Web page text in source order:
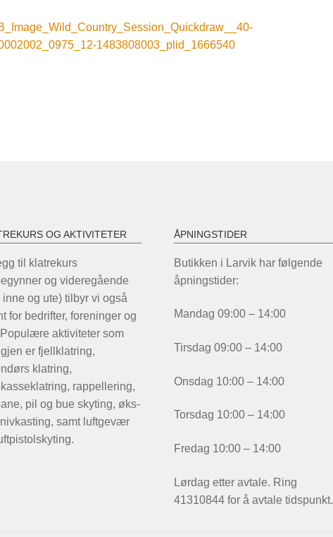
1483808003_plid_1666540
OG AKTIVITETER
til klatrekurs
og videregående
inne og ute) tilbyr vi også
for bedrifter, foreninger og
Populære aktiviteter som
er fjellklatring,
klatring,
rappellering,
pil og bue skyting, øks-
samt luftgevær
ÅPNINGSTIDER
Butikken i Larvik har følgende
åpningstider:
Mandag 09:00 – 14:00
Tirsdag 09:00 – 14:00
Onsdag 10:00 – 14:00
Torsdag 10:00 – 14:00
Fredag 10:00 – 14:00
Lørdag etter avtale. Ring
41310844 for å avtale tidspunkt.